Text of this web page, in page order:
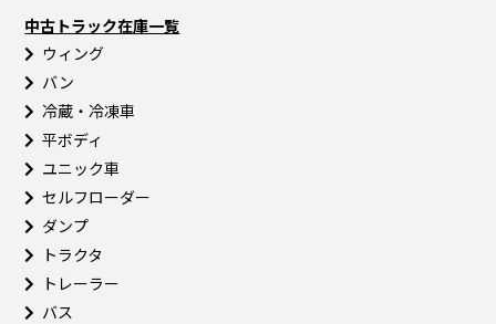
中古トラック在庫一覧
ウィング
バン
冷蔵・冷凍車
平ボディ
ユニック車
セルフローダー
ダンプ
トラクタ
トレーラー
バス